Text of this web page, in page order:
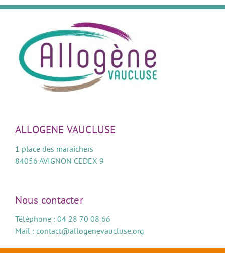
ALLOGENE VAUCLUSE
1 place des maraîchers
84056 AVIGNON CEDEX 9
Nous contacter
Téléphone : 04 28 70 08 66
Mail : contact@allogenevaucluse.org